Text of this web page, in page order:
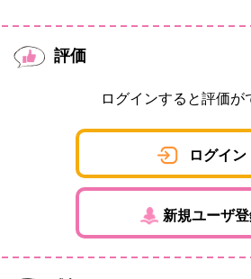
評価
ログインすると評価が
ログイン
新規ユーザ